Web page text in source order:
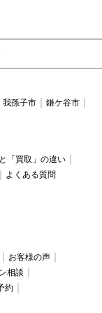
我孫子市
鎌ケ谷市
「買取」の違い
よくある質問
お客様の声
相談
約